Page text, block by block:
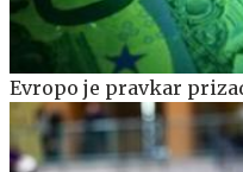
Evropo je pravkar